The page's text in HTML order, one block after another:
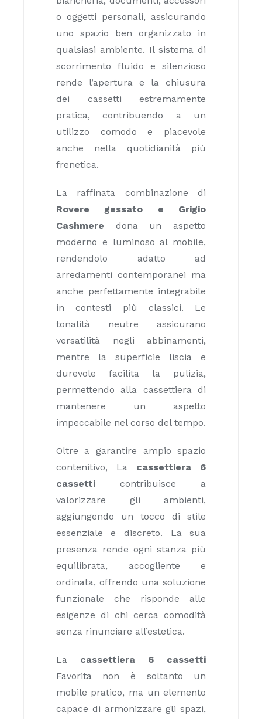
o oggetti personali, assicurando
uno spazio ben organizzato in
qualsiasi ambiente. Il sistema di
scorrimento fluido e silenzioso
rende l’apertura e la chiusura
dei cassetti estremamente
pratica, contribuendo a un
utilizzo comodo e piacevole
anche nella quotidianità più
frenetica.
La raffinata combinazione di
Rovere gessato e Grigio
Cashmere dona un aspetto
moderno e luminoso al mobile,
rendendolo adatto ad
arredamenti contemporanei ma
anche perfettamente integrabile
in contesti più classici. Le
tonalità neutre assicurano
versatilità negli abbinamenti,
mentre la superficie liscia e
durevole facilita la pulizia,
permettendo alla cassettiera di
mantenere un aspetto
impeccabile nel corso del tempo.
Oltre a garantire ampio spazio
contenitivo, La cassettiera 6
cassetticontribuisce a
valorizzare gli ambienti,
aggiungendo un tocco di stile
essenziale e discreto. La sua
presenza rende ogni stanza più
equilibrata, accogliente e
ordinata, offrendo una soluzione
funzionale che risponde alle
esigenze di chi cerca comodità
senza rinunciare all’estetica.
La cassettiera 6 cassetti
Favorita non è soltanto un
mobile pratico, ma un elemento
capace di armonizzare gli spazi,